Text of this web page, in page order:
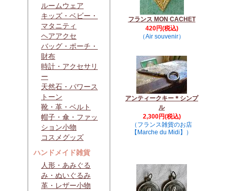
ルームウェア
キッズ・ベビー・
マタニティ
ヘアアクセ
バッグ・ポーチ・
財布
時計・アクセサリ
ー
天然石・パワース
トーン
靴・革・ベルト
帽子・傘・ファッ
ション小物
コスメグッズ
ハンドメイド雑貨
人形・あみぐる
み・ぬいぐるみ
革・レザー小物
フランス MON CACHET
420円(税込)
（Air souvenir）
アンティークキー＊シンプ
ル
2,300円(税込)
（フランス雑貨のお店
【Marche du Midi】）